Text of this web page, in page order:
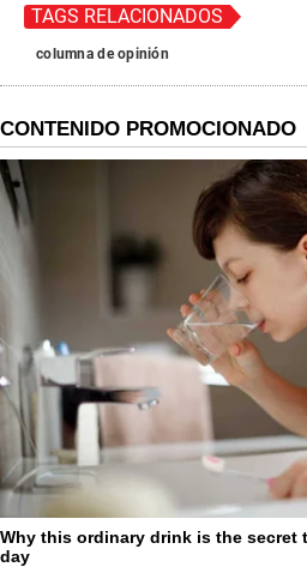
TAGS RELACIONADOS
columna de opinión